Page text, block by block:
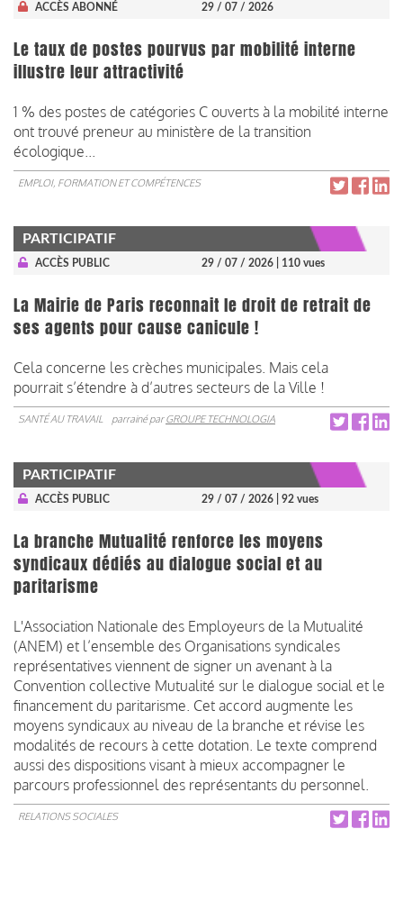
ACCÈS ABONNÉ 29 / 07 / 2026
Le taux de postes pourvus par mobilité interne
illustre leur attractivité
1 % des postes de catégories C ouverts à la mobilité interne
ont trouvé preneur au ministère de la transition
écologique...
EMPLOI, FORMATION ET COMPÉTENCES
PARTICIPATIF
ACCÈS PUBLIC 29 / 07 / 2026 | 110 vues
La Mairie de Paris reconnait le droit de retrait de
ses agents pour cause canicule !
Cela concerne les crèches municipales. Mais cela
pourrait s’étendre à d’autres secteurs de la Ville !
SANTÉ AU TRAVAIL parrainé parGROUPE TECHNOLOGIA
PARTICIPATIF
ACCÈS PUBLIC 29 / 07 / 2026 | 92 vues
La branche Mutualité renforce les moyens
syndicaux dédiés au dialogue social et au
paritarisme
L'Association Nationale des Employeurs de la Mutualité
(ANEM) et l’ensemble des Organisations syndicales
représentatives viennent de signer un avenant à la
Convention collective Mutualité sur le dialogue social et le
financement du paritarisme. Cet accord augmente les
moyens syndicaux au niveau de la branche et révise les
modalités de recours à cette dotation. Le texte comprend
aussi des dispositions visant à mieux accompagner le
parcours professionnel des représentants du personnel.
RELATIONS SOCIALES